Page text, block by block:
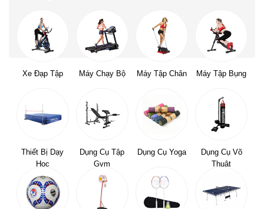
Xe Đạp Tập Máy Chạy Bộ Máy Tập Chân Máy Tập Bụng
Thiết Bị Dạy
Học
Dụng Cụ Tập
Gym
Dụng Cụ Yoga
Dụng Cụ Võ
Thuật